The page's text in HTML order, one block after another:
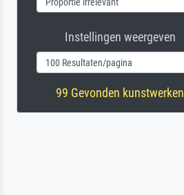
Instellingen weergeven
99 Gevonden kunstwerken